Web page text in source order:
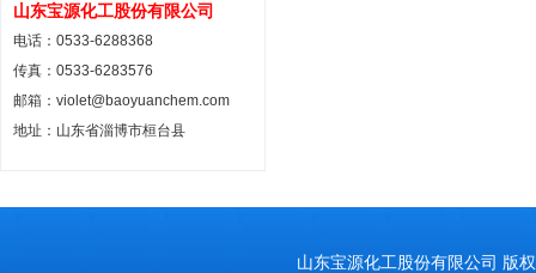
山东宝源化工股份有限公司
电话：0533-6288368
传真：0533-6283576
邮箱：violet@baoyuanchem.com
地址：山东省淄博市桓台县
山东宝源化工股份有限公司 版